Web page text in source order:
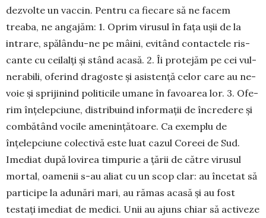
dezvolte un vaccin. Pentru ca fie­care să ne fa­cem
treaba, ne angajăm: 1. Oprim virusul în fața ușii de la
intrare, spălându-ne pe mâini, evitând contactele ris­
cante cu ceilalți și stând acasă. 2. Îi prote­jăm pe cei vul­
ne­rabili, oferind dragoste și asistență celor care au ne­
voie și spri­jinind politicile umane în fa­voa­rea lor. 3. Ofe­
rim înțelep­ciune, distribuind infor­mații de încredere și
combătând vocile amenințătoare. Ca exem­plu de
înțelep­ciune colec­tivă este luat cazul Coreei de Sud.
Imediat după lovirea timpurie a țării de către virusul
mortal, oa­me­nii s-au aliat cu un scop clar: au încetat să
participe la adunări mari, au rămas acasă și au fost
testați imediat de medici. Unii au ajuns chiar să activeze